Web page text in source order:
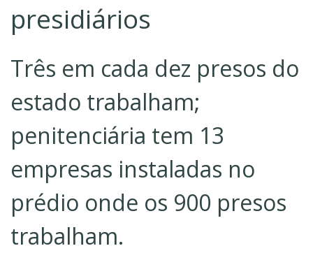
presidiários
Três em cada dez presos do
estado trabalham;
penitenciária tem 13
empresas instaladas no
prédio onde os 900 presos
trabalham.